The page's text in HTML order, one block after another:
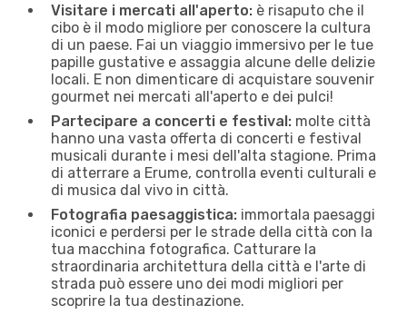
Visitare i mercati all'aperto: è risaputo che il
cibo è il modo migliore per conoscere la cultura
di un paese. Fai un viaggio immersivo per le tue
papille gustative e assaggia alcune delle delizie
locali. E non dimenticare di acquistare souvenir
gourmet nei mercati all'aperto e dei pulci!
Partecipare a concerti e festival: molte città
hanno una vasta offerta di concerti e festival
musicali durante i mesi dell'alta stagione. Prima
di atterrare a Erume, controlla eventi culturali e
di musica dal vivo in città.
Fotografia paesaggistica: immortala paesaggi
iconici e perdersi per le strade della città con la
tua macchina fotografica. Catturare la
straordinaria architettura della città e l'arte di
strada può essere uno dei modi migliori per
scoprire la tua destinazione.